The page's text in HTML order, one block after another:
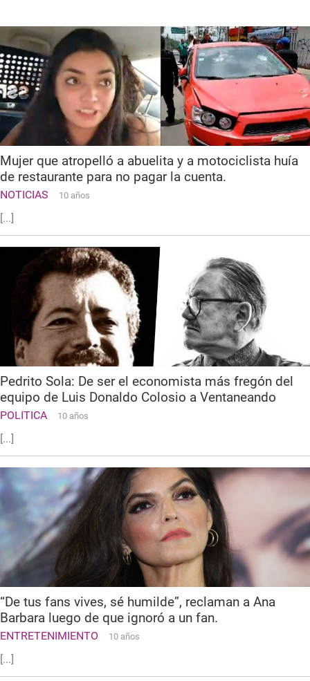
Mujer que atropelló a abuelita y a motociclista huía
de restaurante para no pagar la cuenta.
NOTICIAS 10 años
[...]
Pedrito Sola: De ser el economista más fregón del
equipo de Luis Donaldo Colosio a Ventaneando
POLITICA 10 años
[...]
“De tus fans vives, sé humilde”, reclaman a Ana
Barbara luego de que ignoró a un fan.
ENTRETENIMIENTO 10 años
[...]